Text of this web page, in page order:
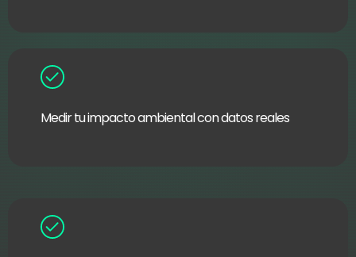
Medir tu impacto ambiental con datos reales